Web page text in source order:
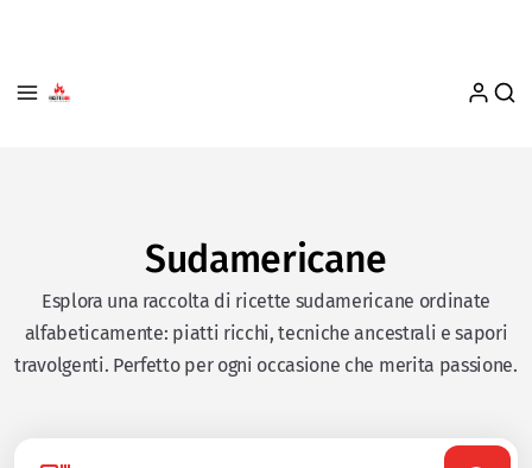
Sudamericane
Esplora una raccolta di ricette sudamericane ordinate
alfabeticamente: piatti ricchi, tecniche ancestrali e sapori
travolgenti. Perfetto per ogni occasione che merita passione.